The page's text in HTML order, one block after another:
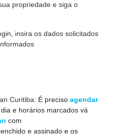
propriedade e siga o
insira os dados solicitados
Curitiba: É preciso agendar
dia e horários marcados vá
com
e assinado e os